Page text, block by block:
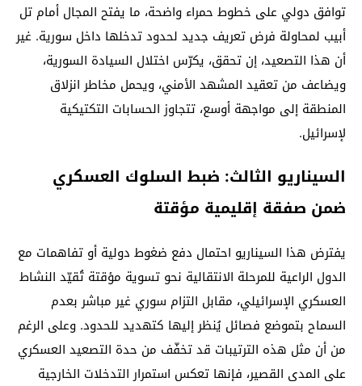
توافق دولي على خطوط حمراء واضحة، ما يفتح المجال أمام تل
أبيب لمحاولة فرض تعريف جديد لحدود تدخلها داخل سورية. غير
أن هذا التصعيد، إن تحقق، يكرّس اختلال السيادة السورية،
ويضاعف من تعقيد المشهد الأمني، ويحمل مخاطر انزلاق
المنطقة إلى مواجهة أوسع، تتجاوز الحسابات التكتيكية
لإسرائيل.
السيناريو الثالث: ضبط السلوك العسكري
ضمن صفقة إقليمية مؤقتة
يفترض هذا السيناريو احتمال دفع ضغوط دولية أو تفاهمات مع
الدول الراعية للمرحلة الانتقالية نحو تسوية مؤقتة تُقيّد النشاط
العسكري الإسرائيلي، مقابل التزام سوري غير مباشر بعدم
السماح بتموضع فصائل يُنظر إليها كتهديد للحدود. وعلى الرغم
من أن مثل هذه الترتيبات قد تخفّف من حدة التصعيد العسكري
على المدى القصير، فإنها تعكس استمرار التدخلات الخارجية